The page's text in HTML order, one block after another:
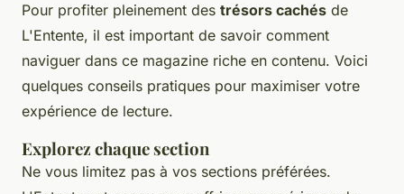
Pour profiter pleinement des trésors cachés de
L'Entente, il est important de savoir comment
naviguer dans ce magazine riche en contenu. Voici
quelques conseils pratiques pour maximiser votre
expérience de lecture.
Explorez chaque section
Ne vous limitez pas à vos sections préférées.